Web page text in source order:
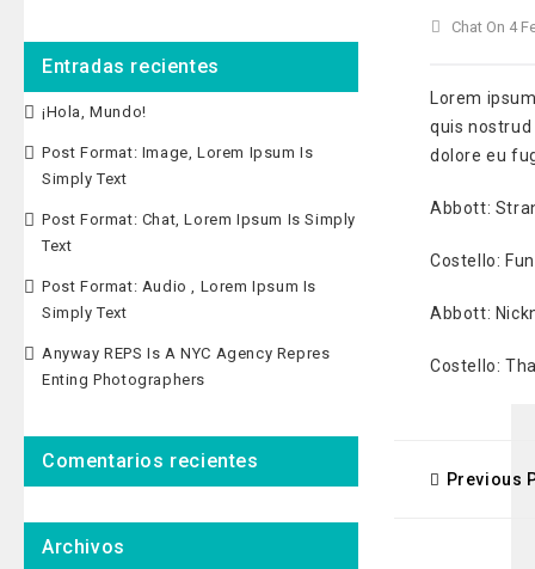
Chat On 4
Lorem
quis
dolore eu
Abbott:
Costello:
Abbott:
Costello:
Previous
Entradas recientes
¡Hola, Mundo!
Post Format: Image, Lorem Ipsum Is
Simply Text
Post Format: Chat, Lorem Ipsum Is Simply
Text
Post Format: Audio , Lorem Ipsum Is
Simply Text
Anyway REPS Is A NYC Agency Repres
Enting Photographers
Comentarios recientes
Archivos